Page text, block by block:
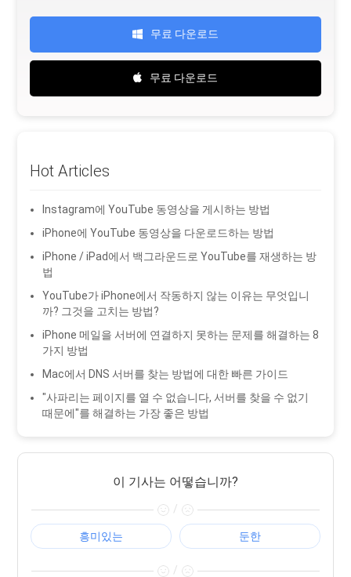
무료 다운로드
무료 다운로드
Hot Articles
Instagram에 YouTube 동영상을 게시하는 방법
iPhone에 YouTube 동영상을 다운로드하는 방법
iPhone / iPad에서 백그라운드로 YouTube를 재생하는 방
법
YouTube가 iPhone에서 작동하지 않는 이유는 무엇입니
까? 그것을 고치는 방법?
iPhone 메일을 서버에 연결하지 못하는 문제를 해결하는 8
가지 방법
Mac에서 DNS 서버를 찾는 방법에 대한 빠른 가이드
"사파리는 페이지를 열 수 없습니다, 서버를 찾을 수 없기
때문에"를 해결하는 가장 좋은 방법
이 기사는 어떻습니까?
/
흥미있는 둔한
/